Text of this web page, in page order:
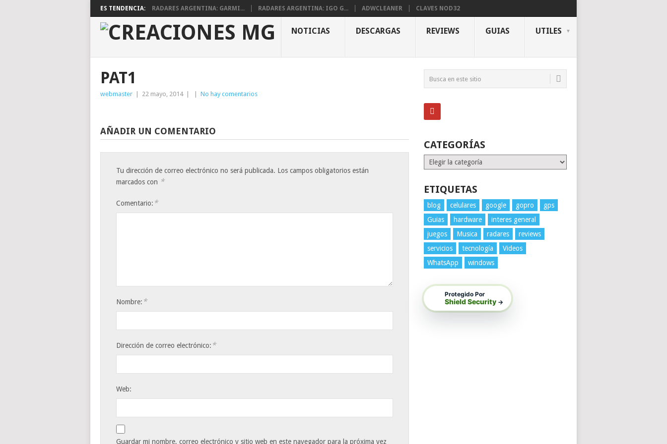
ES TENDENCIA: RADARES ARGENTINA: GARMI... RADARES ARGENTINA: IGO G... ADWCLEANER CLAVES NOD32
NOTICIAS DESCARGAS REVIEWS GUIAS UTILES
PAT1
webmaster 22 mayo, 2014 No hay comentarios
AÑADIR UN COMENTARIO
Tu dirección de correo electrónico no será publicada. Los campos obligatorios están
marcados con *
Comentario: *
Nombre: *
Dirección de correo electrónico: *
Web:
Guardar mi nombre, correo electrónico y sitio web en este navegador para la próxima vez
CATEGORÍAS
Categorías
ETIQUETAS
blog celulares google gopro
gps
Guias
hardware
interes general
juegos
Musica radares
reviews
servicios
tecnología
Videos
WhatsApp
windows
Protegido Por
Shield Security →